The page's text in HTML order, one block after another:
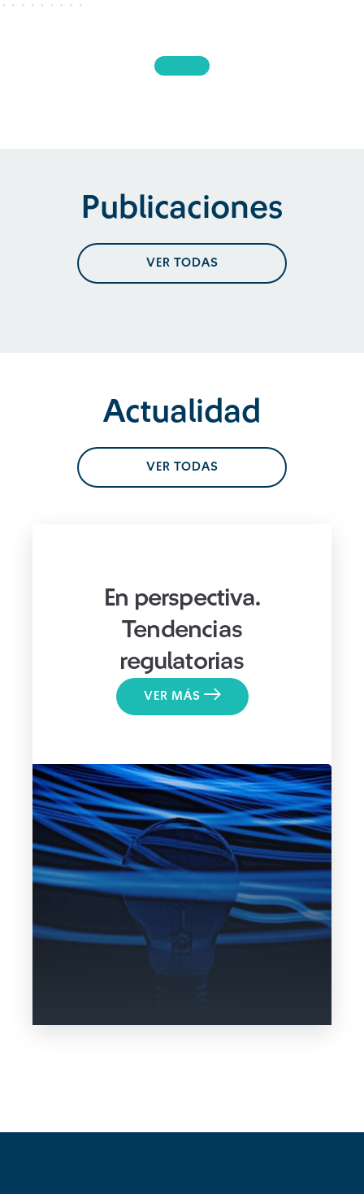
Publicaciones
VER TODAS
Actualidad
VER TODAS
En perspectiva.
Tendencias
regulatorias
VER MÁS